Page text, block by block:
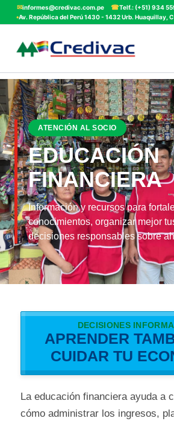
✉informes@credivac.com.pe ☎Telf.: (+51) 934
•Av. República del Perú 1430 - 1432 Urb. Huaquillay,
ATENCIÓN AL SOCIO
EDUCACIÓN
FINANCIERA
Información y recursos para
conocimientos, organizar mejor
decisiones responsables sobre
DECISIONES
APRENDER
CUIDAR TU
La educación financiera ayuda a
cómo administrar los ingresos,